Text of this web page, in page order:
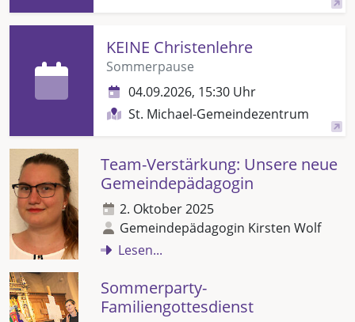
KEINE Christenlehre
Sommerpause
04.09.2026, 15:30 Uhr
St. Michael-Gemeindezentrum
Team-Verstärkung: Unsere neue
Gemeindepädagogin
2. Oktober 2025
Gemeindepädagogin Kirsten Wolf
Lesen...
Sommerparty-
Familiengottesdienst